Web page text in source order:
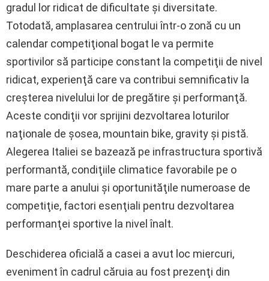
gradul lor ridicat de dificultate şi diversitate.
Totodată, amplasarea centrului într-o zonă cu un
calendar competiţional bogat le va permite
sportivilor să participe constant la competiţii de nivel
ridicat, experienţă care va contribui semnificativ la
creşterea nivelului lor de pregătire şi performanţă.
Aceste condiţii vor sprijini dezvoltarea loturilor
naţionale de şosea, mountain bike, gravity şi pistă.
Alegerea Italiei se bazează pe infrastructura sportivă
performantă, condiţiile climatice favorabile pe o
mare parte a anului şi oportunităţile numeroase de
competiţie, factori esenţiali pentru dezvoltarea
performanţei sportive la nivel înalt.
Deschiderea oficială a casei a avut loc miercuri,
eveniment în cadrul căruia au fost prezenţi din